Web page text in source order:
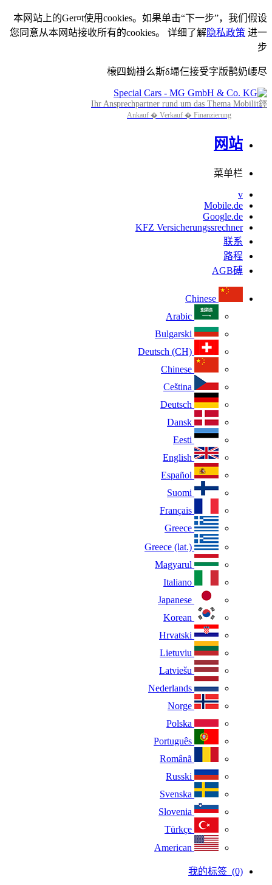
本网站上的Ger¤t使用cookies。如果单击“下一步”，我们假设
您同意从本网站接收所有的cookies。 详细了解隐私政策 进一
步
榱四蚴褂么斯δ埽仨接受字版鹊奶崾尽
Ihr Ansprechpartner rund um das Thema Mobilit鋞
Ankauf � Verkauf � Finanzierung
网站
菜单栏
v
Mobile.de
Google.de
KFZ Versicherungssrechner
联系
路程
AGB磗
我的标签 (0)